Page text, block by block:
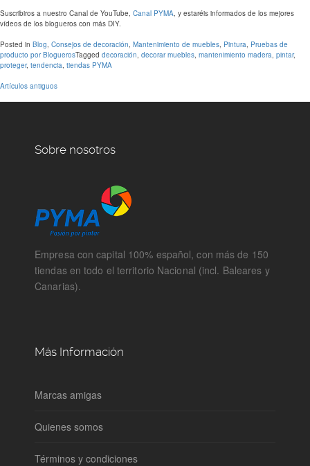
Suscribiros a nuestro Canal de YouTube, Canal PYMA , y estaréis informados de los mejores
vídeos de los blogueros con más DIY.
Posted in Blog Consejos de decoración Mantenimiento de muebles Pintura Pruebas de
producto por BloguerosTagged decoración decorar muebles mantenimiento madera pintar,
proteger, tendencia tiendas PYMA
Navegación
entradas
Artículos antiguos
Sobre nosotros
Empresa con capital 100% español, con más de 150
tiendas en todo el territorio Nacional (incl. Baleares y
Canarias).
Más Información
Marcas amigas
Quienes somos
Términos y condiciones